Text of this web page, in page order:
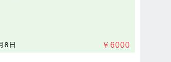
￥ 6000
8日